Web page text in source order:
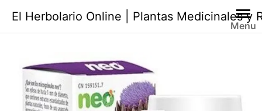
contenido
El Herbolario Online | Plantas Medicinales y
Menu